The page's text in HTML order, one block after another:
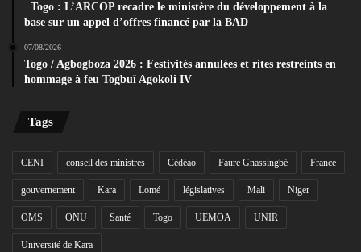
Togo : L’ARCOP recadre le ministère du développement à la
base sur un appel d’offres financé par la BAD
07/08/2026
Togo / Agbogboza 2026 : Festivités annulées et rites restreints en
hommage à feu Togbuï Agokoli IV
Tags
CENI conseil des ministres Cédéao Faure Gnassingbé France
gouvernement Kara Lomé législatives Mali Niger
OMS ONU Santé Togo UEMOA UNIR
Université de Kara